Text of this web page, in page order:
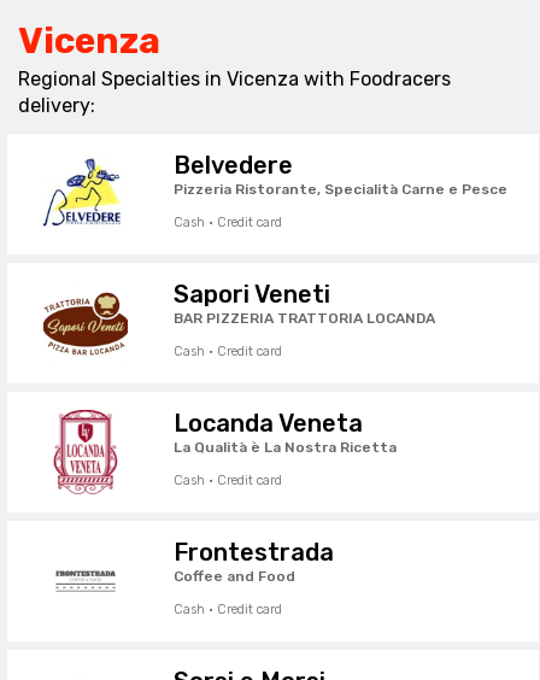
Vicenza
Regional Specialties in Vicenza with Foodracers
delivery:
Belvedere
Pizzeria Ristorante, Specialità Carne e Pesce
Cash · Credit card
Sapori Veneti
BAR PIZZERIA TRATTORIA LOCANDA
Cash · Credit card
Locanda Veneta
La Qualità è La Nostra Ricetta
Cash · Credit card
Frontestrada
Coffee and Food
Cash · Credit card